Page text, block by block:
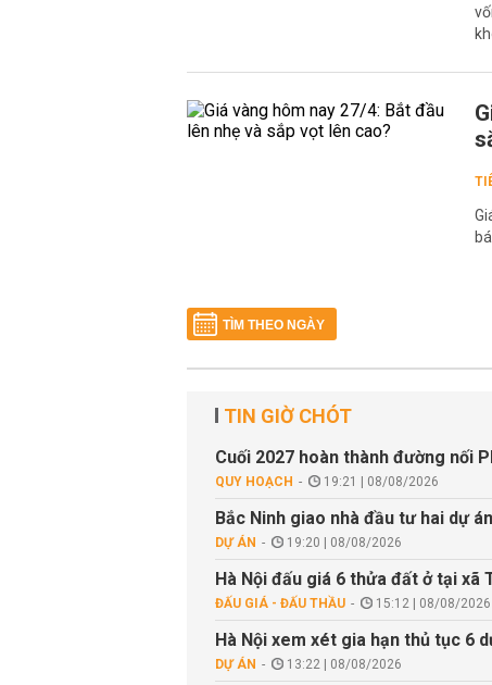
TÌM THEO NGÀY
TIN GIỜ CHÓT
Cuối 2027 hoàn thành đường nối
QUY HOẠCH 19:21 | 08/08/2026
Bắc Ninh giao nhà đầu tư hai dự
DỰ ÁN 19:20 | 08/08/2026
Hà Nội đấu giá 6 thửa đất ở tại
ĐẤU GIÁ - ĐẤU THẦU 15:12 | 08/08/2026
Hà Nội xem xét gia hạn thủ tục 6
DỰ ÁN 13:22 | 08/08/2026